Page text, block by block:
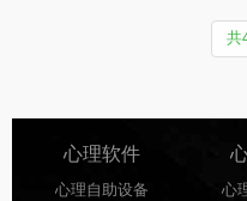
共
心理软件
心理自助设备
心